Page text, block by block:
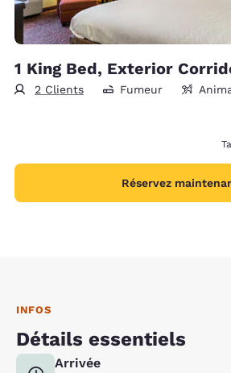
1 King Bed, Exterior
2 Clients Fumeur
Réservez
INFOS
Détails essentiels
Arrivée